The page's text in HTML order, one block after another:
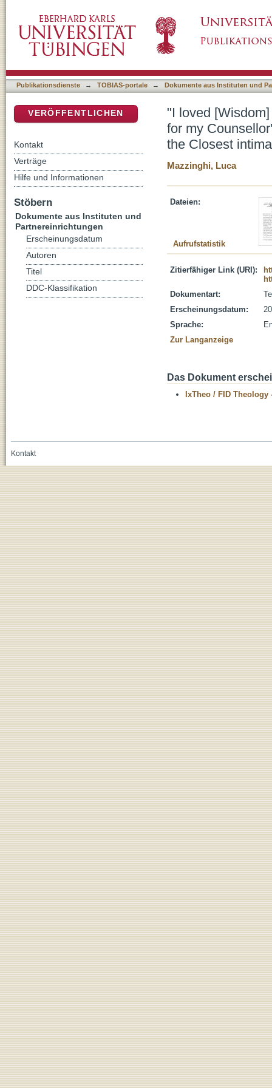
8:2a) : Solomon and Wisdom : an example
Publikationsdienste → TOBIAS-portale → Dokumente aus Instituten und
"I loved
for my
the Closest
Mazzinghi, Luca
Dateien:
Aufrufstatistik
Zitierfähiger Link (URI):
Dokumentart:
Erscheinungsdatum:
Sprache:
Zur Langanzeige
Das Dokument
IxTheo / FID Theology
VERÖFFENTLICHEN
Kontakt
Verträge
Hilfe und Informationen
Stöbern
Dokumente aus Instituten und
Partnereinrichtungen
Erscheinungsdatum
Autoren
Titel
DDC-Klassifikation
Kontakt